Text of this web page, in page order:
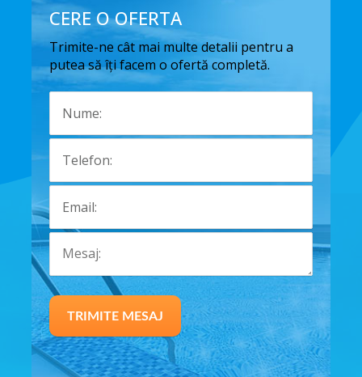
CERE O OFERTA
Trimite-ne cât mai multe detalii pentru a
putea să îți facem o ofertă completă.